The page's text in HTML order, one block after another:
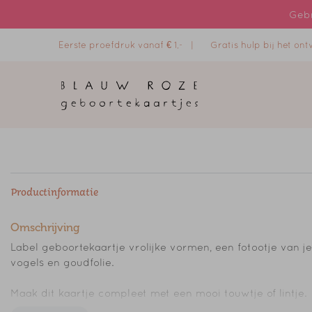
Eerste proefdruk vanaf € 1,- | Gratis hulp bij het
Productinformatie
Omschrijving
Label geboortekaartje vrolijke vormen, een fotootje van je
vogels en goudfolie.
Maak dit kaartje compleet met een mooi touwtje of lintje.